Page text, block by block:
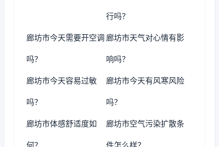
行吗？
廊坊市今天需要开空调
吗？
廊坊市天气对心情有影
响吗？
廊坊市今天容易过敏
吗？
廊坊市今天有风寒风险
吗？
廊坊市体感舒适度如
何？
廊坊市空气污染扩散条
件怎么样？